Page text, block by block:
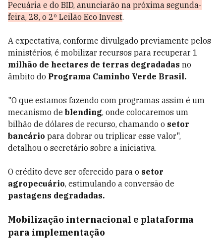
Pecuária e do BID, anunciarão na próxima segunda-
feira, 28, o 2º Leilão Eco Invest.
A expectativa, conforme divulgado previamente pelos
ministérios, é mobilizar recursos para recuperar 1
milhão de hectares de terras degradadas no
âmbito do Programa Caminho Verde Brasil.
"O que estamos fazendo com programas assim é um
mecanismo de blending, onde colocaremos um
bilhão de dólares de recurso, chamando o setor
bancário para dobrar ou triplicar esse valor",
detalhou o secretário sobre a iniciativa.
O crédito deve ser oferecido para o setor
agropecuário, estimulando a conversão de
pastagens degradadas.
Mobilização internacional e plataforma
para implementação